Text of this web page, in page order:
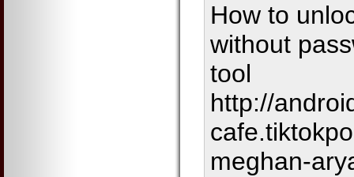
How to
without
tool
http://
meghan-